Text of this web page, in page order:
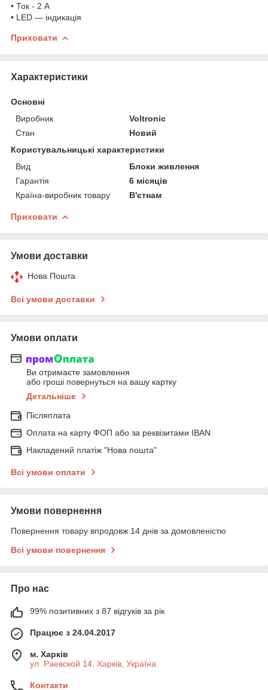
• Ток - 2 A
• LED — індикація
Приховати
Характеристики
Основні
Виробник
Voltronic
Стан
Новий
Користувальницькі характеристики
Вид
Блоки живлення
Гарантія
6 місяців
Країна-виробник товару
В'єтнам
Приховати
Умови доставки
Нова Пошта
Всі умови доставки
Умови оплати
Ви отримаєте замовлення
або гроші повернуться на вашу картку
Детальніше
Післяплата
Оплата на карту ФОП або за реквізитами IBAN
Накладений платіж "Нова пошта"
Всі умови оплати
Умови повернення
Повернення товару впродовж 14 днів за домовленістю
Всі умови повернення
Про нас
99% позитивних з 87 відгуків за рік
Працює з 24.04.2017
м. Харків
ул .Раевской 14, Харків, Україна
Контакти